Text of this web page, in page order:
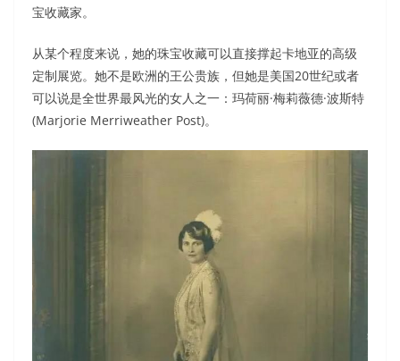
宝收藏家。
从某个程度来说，她的珠宝收藏可以直接撑起卡地亚的高级
定制展览。她不是欧洲的王公贵族，但她是美国20世纪或者
可以说是全世界最风光的女人之一：玛荷丽·梅莉薇德·波斯特
(Marjorie Merriweather Post)。